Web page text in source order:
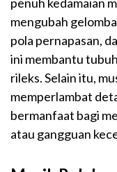
mengubah
pola pernapasan,
ini membantu
rileks. Selain itu,
memperlambat
bermanfaat bagi
atau gangguan